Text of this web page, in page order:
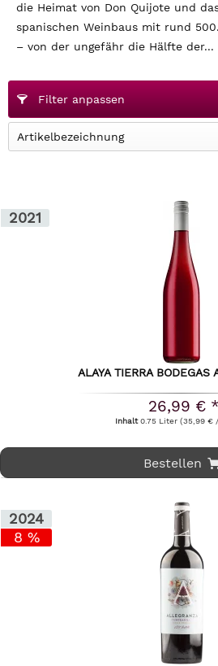
die Heimat von Don Quijote und
spanischen Weinbaus mit rund
– von der ungefähr die Hälfte der...
Filter anpassen
2021
ALAYA TIERRA BODEGAS
26,99 € *
Inhalt0.75 Liter (35,99 €
Bestellen
2024
8 %